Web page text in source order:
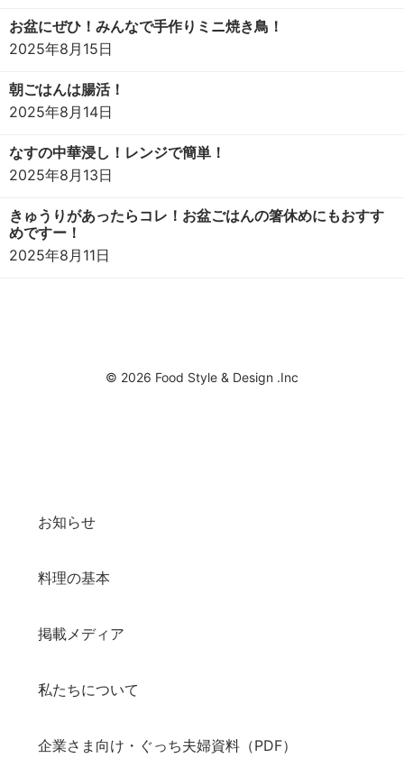
お盆にぜひ！みんなで手作りミニ焼き鳥！
2025年8月15日
朝ごはんは腸活！
2025年8月14日
なすの中華浸し！レンジで簡単！
2025年8月13日
きゅうりがあったらコレ！お盆ごはんの箸休めにもおすす
めですー！
2025年8月11日
© 2026 Food Style & Design .Inc
お知らせ
料理の基本
掲載メディア
私たちについて
企業さま向け・ぐっち夫婦資料（PDF）